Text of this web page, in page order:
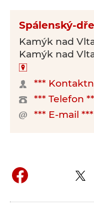
Spálenský-
Kamýk nad
Kamýk nad
***
*** Telefon
*** E-mail ***